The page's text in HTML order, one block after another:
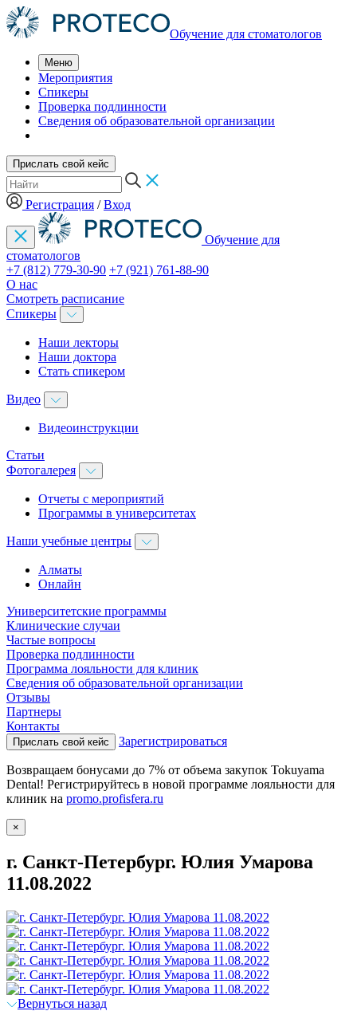
Обучение для стоматологов
Меню
Мероприятия
Спикеры
Проверка подлинности
Сведения об образовательной организации
Прислать свой кейс
Регистрация /Вход
Обучение для
стоматологов
+7 (812) 779-30-90 +7 (921) 761-88-90
О нас
Смотреть расписание
Спикеры
Наши лекторы
Наши доктора
Стать спикером
Видео
Видеоинструкции
Статьи
Фотогалерея
Отчеты с мероприятий
Программы в университетах
Наши учебные центры
Алматы
Онлайн
Университетские программы
Клинические случаи
Частые вопросы
Проверка подлинности
Программа лояльности для клиник
Сведения об образовательной организации
Отзывы
Партнеры
Контакты
Прислать свой кейс Зарегистрироваться
Возвращаем бонусами до 7% от объема закупок Tokuyama
Dental! Регистрируйтесь в новой программе лояльности для
клиник на promo.profisfera.ru
×
г. Санкт-Петербург. Юлия Умарова
11.08.2022
Вернуться назад